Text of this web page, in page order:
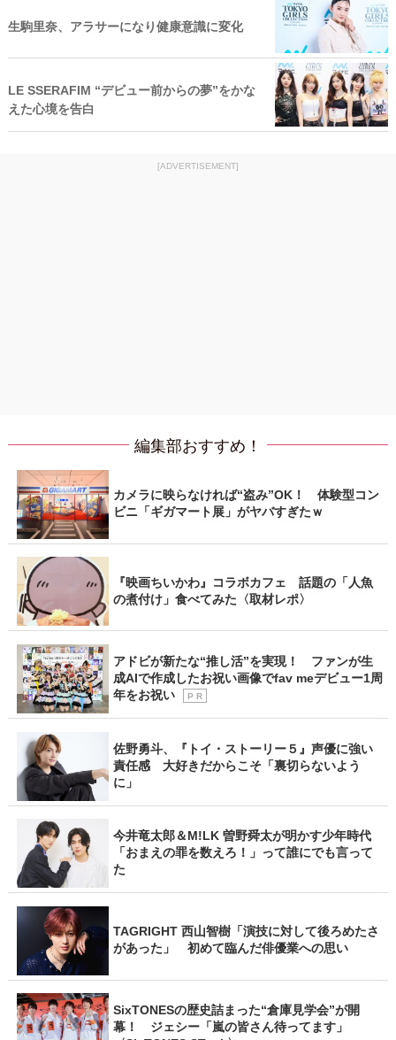
生駒里奈、アラサーになり健康意識に変化
LE SSERAFIM “デビュー前からの夢”をかな
えた心境を告白
[ADVERTISEMENT]
編集部おすすめ！
カメラに映らなければ“盗み”OK！ 体験型コン
ビニ「ギガマート展」がヤバすぎたｗ
『映画ちいかわ』コラボカフェ 話題の「人魚
の煮付け」食べてみた〈取材レポ〉
アドビが新たな“推し活”を実現！ ファンが生
成AIで作成したお祝い画像でfav meデビュー1周
年をお祝い
P R
佐野勇斗、『トイ・ストーリー５』声優に強い
責任感 大好きだからこそ「裏切らないよう
に」
今井竜太郎＆M!LK 曽野舜太が明かす少年時代
「おまえの罪を数えろ！」って誰にでも言って
た
TAGRIGHT 西山智樹「演技に対して後ろめたさ
があった」 初めて臨んだ俳優業への思い
SixTONESの歴史詰まった“倉庫見学会”が開
幕！ ジェシー「嵐の皆さん待ってます」